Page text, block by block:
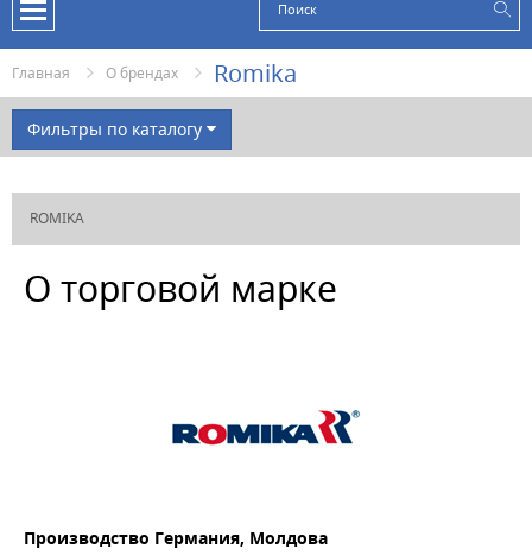
Главная О брендах Romika
Фильтры по каталогу
ЦВЕТ
ROMIKA
О торговой марке
Производство Германия, Молдова